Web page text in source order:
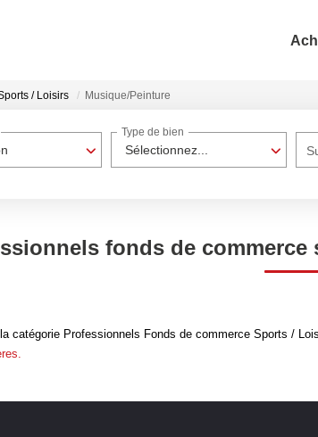
/ Loisirs Musique/Peinture
Sélectionnez...
Type de bien
fonds de
catégorie Professionnels Fonds de commerce Sports /